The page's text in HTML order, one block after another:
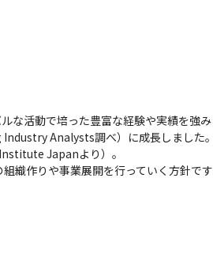
な活動で培った豊富な経験や実績を強み
Analysts調べ）に成長しました。
Japanより）。
織作りや事業展開を行っていく方針です